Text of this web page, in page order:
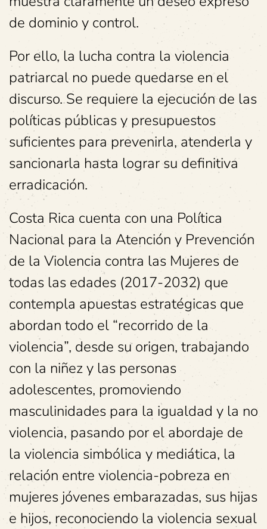
de dominio y control.
Por ello, la lucha contra la violencia
patriarcal no puede quedarse en el
discurso. Se requiere la ejecución de las
políticas públicas y presupuestos
suficientes para prevenirla, atenderla y
sancionarla hasta lograr su definitiva
erradicación.
Costa Rica cuenta con una Política
Nacional para la Atención y Prevención
de la Violencia contra las Mujeres de
todas las edades (2017-2032) que
contempla apuestas estratégicas que
abordan todo el “recorrido de la
violencia”, desde su origen, trabajando
con la niñez y las personas
adolescentes, promoviendo
masculinidades para la igualdad y la no
violencia, pasando por el abordaje de
la violencia simbólica y mediática, la
relación entre violencia-pobreza en
mujeres jóvenes embarazadas, sus hijas
e hijos, reconociendo la violencia sexual